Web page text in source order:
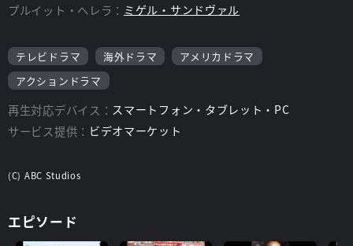
プルイット・ヘレラ： ミゲル・サンドヴァル
テレビドラマ 海外ドラマ
アメリカドラマ
アクションドラマ
再生対応デバイス： スマートフォン・タブレット・PC
サービス提供： ビデオマーケット
(C) ABC Studios
エピソード